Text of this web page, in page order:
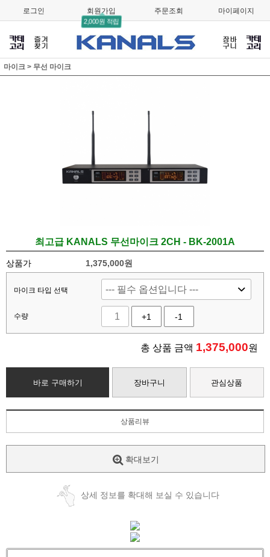
로그인 회원가입
2,000원 적립
주문조회 마이페이지
마이크 > 무선 마이크
최고급 KANALS 무선마이크 2CH - BK-2001A
상품가 1,375,000원
마이크 타입 선택
수량 +1 -1
총 상품 금액 1,375,000원
바로 구매하기 장바구니 관심상품
상품리뷰
확대보기
상세 정보를 확대해 보실 수 있습니다